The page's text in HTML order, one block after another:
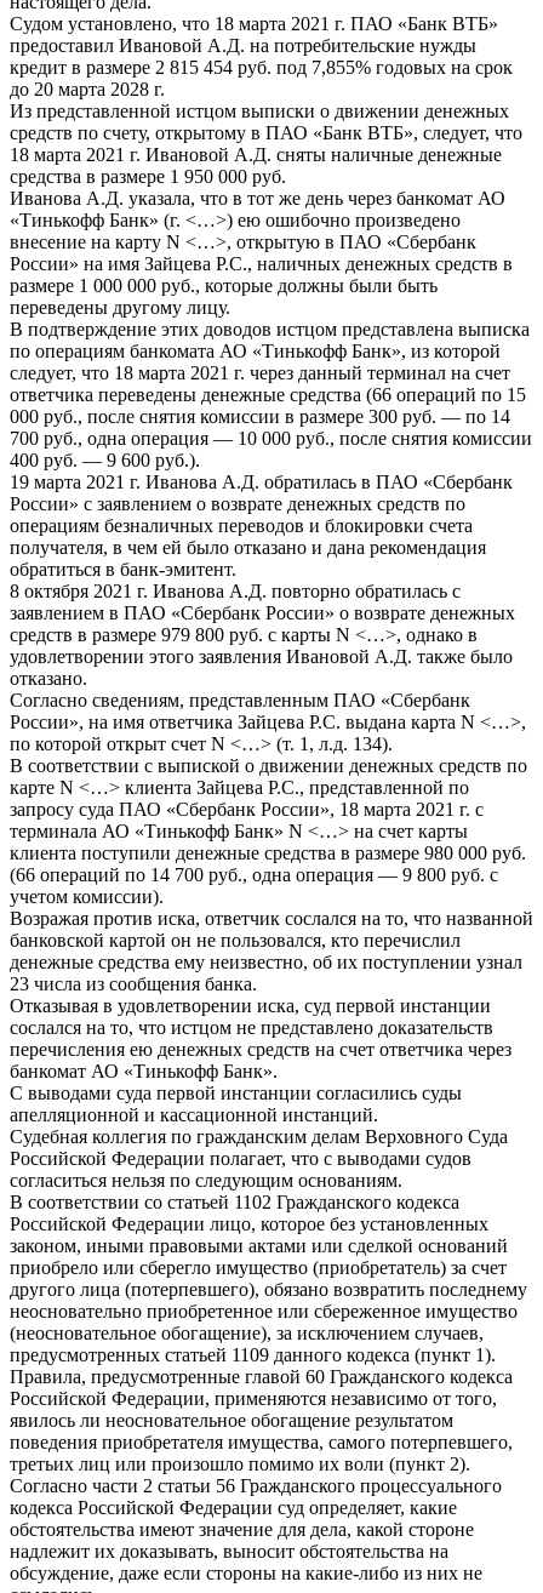
Судом установлено, что 18 марта 2021 г. ПАО «Банк ВТБ»
предоставил Ивановой А.Д. на потребительские нужды
кредит в размере 2 815 454 руб. под 7,855% годовых на срок
до 20 марта 2028 г.
Из представленной истцом выписки о движении денежных
средств по счету, открытому в ПАО «Банк ВТБ», следует, что
18 марта 2021 г. Ивановой А.Д. сняты наличные денежные
средства в размере 1 950 000 руб.
Иванова А.Д. указала, что в тот же день через банкомат АО
«Тинькофф Банк» (г. <…>) ею ошибочно произведено
внесение на карту N <…>, открытую в ПАО «Сбербанк
России» на имя Зайцева Р.С., наличных денежных средств в
размере 1 000 000 руб., которые должны были быть
переведены другому лицу.
В подтверждение этих доводов истцом представлена выписка
по операциям банкомата АО «Тинькофф Банк», из которой
следует, что 18 марта 2021 г. через данный терминал на счет
ответчика переведены денежные средства (66 операций по 15
000 руб., после снятия комиссии в размере 300 руб. — по 14
700 руб., одна операция — 10 000 руб., после снятия комиссии
400 руб. — 9 600 руб.).
19 марта 2021 г. Иванова А.Д. обратилась в ПАО «Сбербанк
России» с заявлением о возврате денежных средств по
операциям безналичных переводов и блокировки счета
получателя, в чем ей было отказано и дана рекомендация
обратиться в банк-эмитент.
8 октября 2021 г. Иванова А.Д. повторно обратилась с
заявлением в ПАО «Сбербанк России» о возврате денежных
средств в размере 979 800 руб. с карты N <…>, однако в
удовлетворении этого заявления Ивановой А.Д. также было
отказано.
Согласно сведениям, представленным ПАО «Сбербанк
России», на имя ответчика Зайцева Р.С. выдана карта N <…>,
по которой открыт счет N <…> (т. 1, л.д. 134).
В соответствии с выпиской о движении денежных средств по
карте N <…> клиента Зайцева Р.С., представленной по
запросу суда ПАО «Сбербанк России», 18 марта 2021 г. с
терминала АО «Тинькофф Банк» N <…> на счет карты
клиента поступили денежные средства в размере 980 000 руб.
(66 операций по 14 700 руб., одна операция — 9 800 руб. с
учетом комиссии).
Возражая против иска, ответчик сослался на то, что названной
банковской картой он не пользовался, кто перечислил
денежные средства ему неизвестно, об их поступлении узнал
23 числа из сообщения банка.
Отказывая в удовлетворении иска, суд первой инстанции
сослался на то, что истцом не представлено доказательств
перечисления ею денежных средств на счет ответчика через
банкомат АО «Тинькофф Банк».
С выводами суда первой инстанции согласились суды
апелляционной и кассационной инстанций.
Судебная коллегия по гражданским делам Верховного Суда
Российской Федерации полагает, что с выводами судов
согласиться нельзя по следующим основаниям.
В соответствии со статьей 1102 Гражданского кодекса
Российской Федерации лицо, которое без установленных
законом, иными правовыми актами или сделкой оснований
приобрело или сберегло имущество (приобретатель) за счет
другого лица (потерпевшего), обязано возвратить последнему
неосновательно приобретенное или сбереженное имущество
(неосновательное обогащение), за исключением случаев,
предусмотренных статьей 1109 данного кодекса (пункт 1).
Правила, предусмотренные главой 60 Гражданского кодекса
Российской Федерации, применяются независимо от того,
явилось ли неосновательное обогащение результатом
поведения приобретателя имущества, самого потерпевшего,
третьих лиц или произошло помимо их воли (пункт 2).
Согласно части 2 статьи 56 Гражданского процессуального
кодекса Российской Федерации суд определяет, какие
обстоятельства имеют значение для дела, какой стороне
надлежит их доказывать, выносит обстоятельства на
обсуждение, даже если стороны на какие-либо из них не